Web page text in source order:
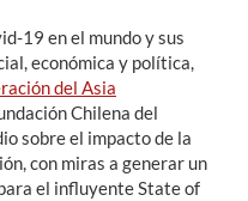
19 en el mundo y sus
económica y política,
del Asia
Chilena del
sobre el impacto de la
con miras a generar un
el influyente State of